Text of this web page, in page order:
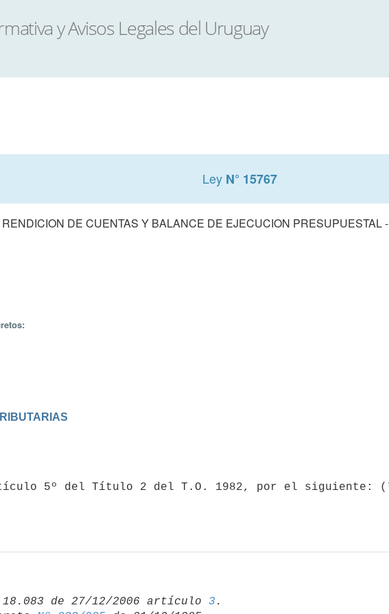
Ley N° 15767
RENDICION DE CUENTAS Y BALANCE DE EJECUCION PRESUPUESTAL
18.083 de 27/12/2006 artículo 3